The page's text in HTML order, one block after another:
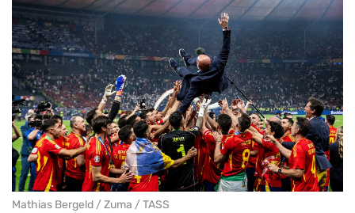
Mathias Bergeld / Zuma / TASS